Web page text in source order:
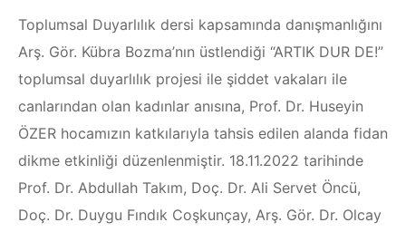
ÖĞRENCI
ARAŞTIRMA
TOPLUMA KATKI
STAJ
MEZUN
Toplumsal Duyarlılık dersi kapsamında danışmanlığını
Arş. Gör. Kübra Bozma’nın üstlendiği “ARTIK DUR DE!”
toplumsal duyarlılık projesi ile şiddet vakaları ile
canlarından olan kadınlar anısına, Prof. Dr. Huseyin
ÖZER hocamızın katkılarıyla tahsis edilen alanda fidan
dikme etkinliği düzenlenmiştir. 18.11.2022 tarihinde
Prof. Dr. Abdullah Takım, Doç. Dr. Ali Servet Öncü,
Doç. Dr. Duygu Fındık Coşkunçay, Arş. Gör. Dr. Olcay